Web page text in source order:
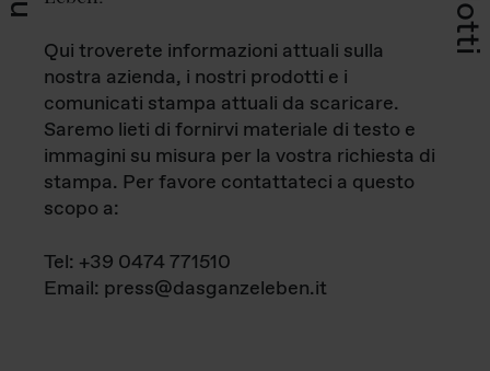
Qui troverete informazioni attuali sulla
nostra azienda, i nostri prodotti e i
comunicati stampa attuali da scaricare.
Saremo lieti di fornirvi materiale di testo e
immagini su misura per la vostra richiesta di
stampa. Per favore contattateci a questo
scopo a:
Tel: +39 0474 771510
Email: press@dasganzeleben.it